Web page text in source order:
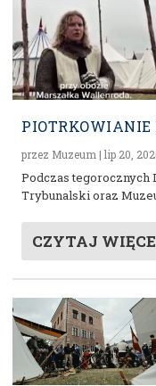
PIOTRKOWIANIE
przez Muzeum |lip 20,
Podczas tegorocznych
Trybunalski oraz
CZYTAJ